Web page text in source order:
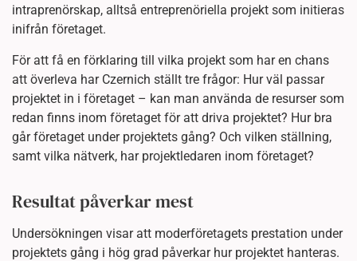
intraprenörskap, alltså entreprenöriella projekt som initieras
inifrån företaget.
För att få en förklaring till vilka projekt som har en chans
att överleva har Czernich ställt tre frågor: Hur väl passar
projektet in i företaget – kan man använda de resurser som
redan finns inom företaget för att driva projektet? Hur bra
går företaget under projektets gång? Och vilken ställning,
samt vilka nätverk, har projektledaren inom företaget?
Resultat påverkar mest
Undersökningen visar att moderföretagets prestation under
projektets gång i hög grad påverkar hur projektet hanteras.